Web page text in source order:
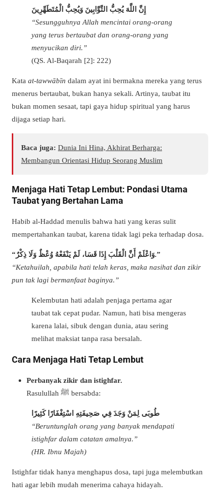
إِنَّ اللَّهَ يُحِبُّ التَّوَّابِينَ وَيُحِبُّ الْمُتَطَهِّرِينَ
“Sesungguhnya Allah mencintai orang-orang
yang terus bertaubat dan orang-orang yang
menyucikan diri.”
(QS. Al-Baqarah [2]: 222)
Kata at-tawwābīn dalam ayat ini bermakna mereka yang terus
menerus bertaubat, bukan hanya sekali. Artinya, taubat itu
bukan momen sesaat, tapi gaya hidup spiritual yang harus
dijaga setiap hari.
Baca juga: Dunia Ini Hina, Akhirat Berharga:
Membangun Orientasi Hidup Seorang Muslim
Menjaga Hati Tetap Lembut: Pondasi Utama
Taubat yang Bertahan Lama
Habib al-Haddad menulis bahwa hati yang keras sulit
mempertahankan taubat, karena tidak lagi peka terhadap dosa.
“وَاعْلَمْ أَنَّ الْقَلْبَ إِذَا قَسَا، لَمْ يَنْفَعْهُ وُعْظٌ وَلَا ذِكْرٌ.”
“Ketahuilah, apabila hati telah keras, maka nasihat dan zikir
pun tak lagi bermanfaat baginya.”
Kelembutan hati adalah penjaga pertama agar
taubat tak cepat pudar. Namun, hati bisa mengeras
karena lalai, sibuk dengan dunia, atau sering
melihat maksiat tanpa rasa bersalah.
Cara Menjaga Hati Tetap Lembut
Perbanyak zikir dan istighfar.
Rasulullah ﷺ bersabda:
طُوبَى لِمَنْ وَجَدَ فِي صَحِيفَتِهِ اسْتِغْفَارًا كَثِيرًا
“Beruntunglah orang yang banyak mendapati
istighfar dalam catatan amalnya.”
(HR. Ibnu Majah)
Istighfar tidak hanya menghapus dosa, tapi juga melembutkan
hati agar lebih mudah menerima cahaya hidayah.